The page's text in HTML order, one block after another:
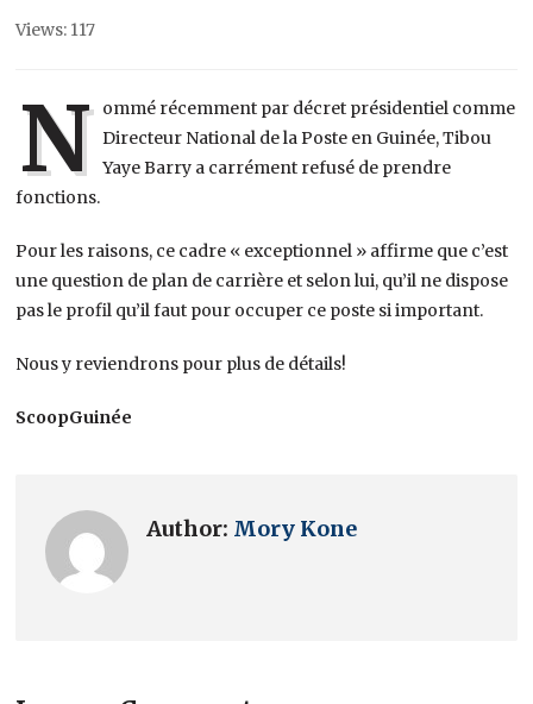
Views: 117
N ommé récemment par décret présidentiel comme
Directeur National de la Poste en Guinée, Tibou
Yaye Barry a carrément refusé de prendre
fonctions.
Pour les raisons, ce cadre « exceptionnel » affirme que c’est
une question de plan de carrière et selon lui, qu’il ne dispose
pas le profil qu’il faut pour occuper ce poste si important.
Nous y reviendrons pour plus de détails!
ScoopGuinée
Author: Mory Kone